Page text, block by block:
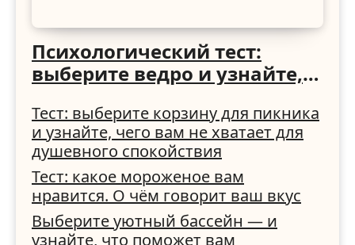
Психологический тест:
выберите ведро и узнайте,
трудностями
Тест: выберите корзину для пикника
и узнайте, чего вам не хватает для
душевного спокойствия
Тест: какое мороженое вам
нравится. О чём говорит ваш вкус
Выберите уютный бассейн — и
узнайте, что поможет вам